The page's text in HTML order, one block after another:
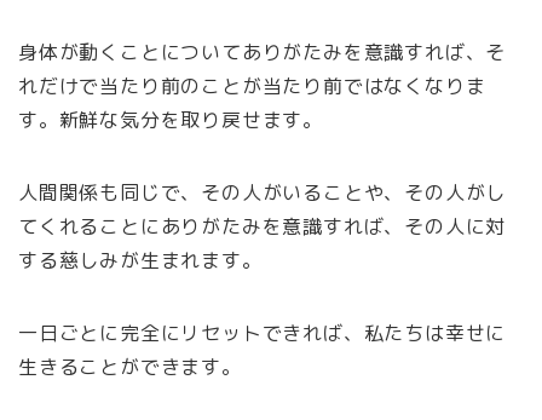
身体が動くことについてありがたみを意識すれば、そ
れだけで当たり前のことが当たり前ではなくなりま
す。新鮮な気分を取り戻せます。
人間関係も同じで、その人がいることや、その人がし
てくれることにありがたみを意識すれば、その人に対
する慈しみが生まれます。
一日ごとに完全にリセットできれば、私たちは幸せに
生きることができます。